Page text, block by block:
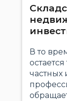
В то
частных